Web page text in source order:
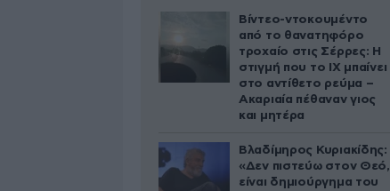
Βίντεο-ντοκουμέντο
από το θανατηφόρο
τροχαίο στις Σέρρες: Η
στιγμή που το ΙΧ μπαίνει
στο αντίθετο ρεύμα –
Ακαριαία πέθαναν γιος
και μητέρα
Βλαδίμηρος Κυριακίδης:
«Δεν πιστεύω στον Θεό,
είναι δημιούργημα του